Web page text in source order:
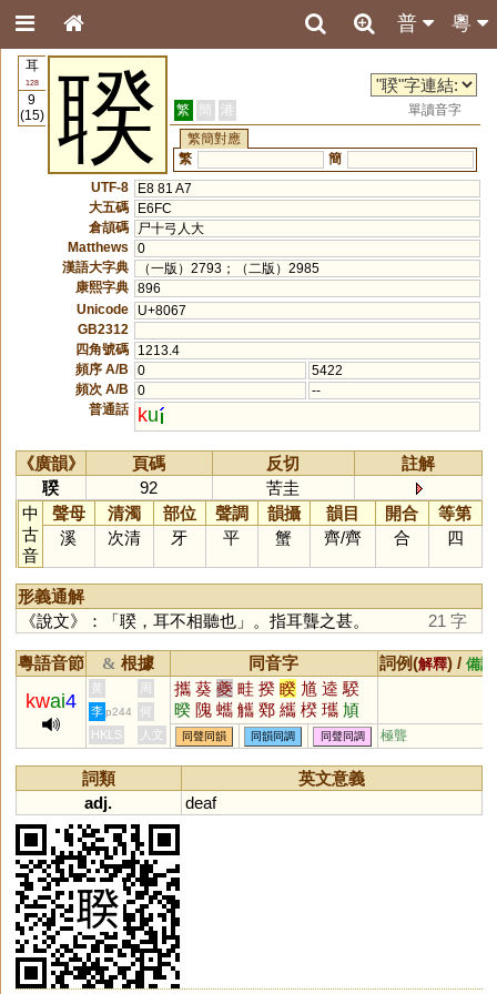
粵
普
耳
128
9
(15)
聧 繁 簡 港
單讀音字
繁簡對應
繁
簡
UTF-8
E8 81 A7
大五碼
E6FC
倉頡碼
尸十弓人大
Matthews
0
漢語大字典
（一版）2793；（二版）2985
康熙字典 896
Unicode
U+8067
GB2312
四角號碼
1213.4
頻序 A/B
0
5422
頻次 A/B
0
--
普通話
ku
《廣韻》 頁碼 反切
註解
聧
92
苦圭
中
古
音
聲母 清濁 部位 聲調 韻攝 韻目 開合
等第
溪
次清 牙 平 蟹 齊/齊 合 四
形義通解
《說文》：「聧，耳不相聽也」。指耳聾之甚。
21 字
粵語音節 & 根據 同音字 詞例(解釋) / 備註
kwai4
黃 周 攜 葵 夔 畦 揆 睽 馗 逵 騤
暌 隗 蠵 觿 鄈 纗 楑 瓗 頄
奊 戣 躨 頯 驨 酅 鑴 犪
李 p244
何
HKLS
人文 同聲同韻 同韻同調 同聲同調 極聾
詞類
英文意義
adj.
deaf